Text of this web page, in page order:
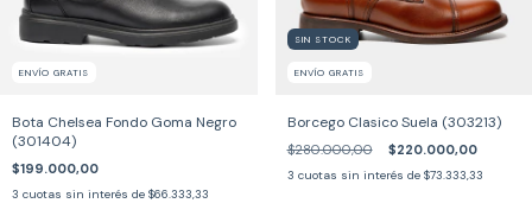
ENVÍO GRATIS
Bota Chelsea Fondo Goma Negro
(301404)
$199.000,00
3 cuotas sin interés de $66.333,33
SIN STOCK
ENVÍO GRATIS
Borcego Clasico Suela (303213)
$280.000,00 $220.000,00
3 cuotas sin interés de $73.333,33